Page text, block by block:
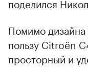
Помимо
пользу Citroёn
просторный и